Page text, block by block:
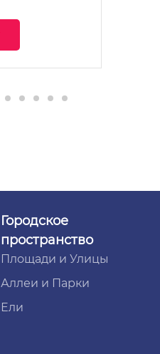
Городское
пространство
Площади и Улицы
Аллеи и Парки
Ели